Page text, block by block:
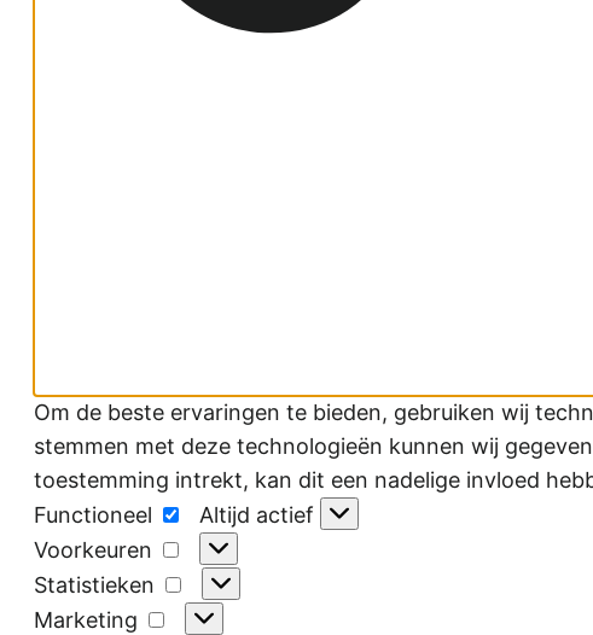
Om de beste ervaringen te bieden, gebruiken wij
stemmen met deze technologieën kunnen wij
toestemming intrekt, kan dit een nadelige invloed
Functioneel
Functioneel
Altijd actief
Voorkeuren
Voorkeuren
Statistieken
Statistieken
Marketing
Marketing